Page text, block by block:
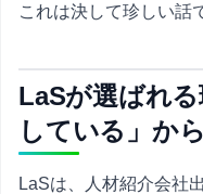
これは決して珍しい話
LaSが選ばれ
している」から
LaSは、人材紹介会社